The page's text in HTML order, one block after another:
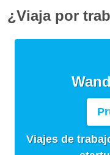
¿Viaja por
Viajes de